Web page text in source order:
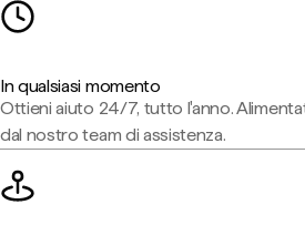
In qualsiasi momento
Ottieni aiuto 24/7, tutto l'anno.
dal nostro team di assistenza.